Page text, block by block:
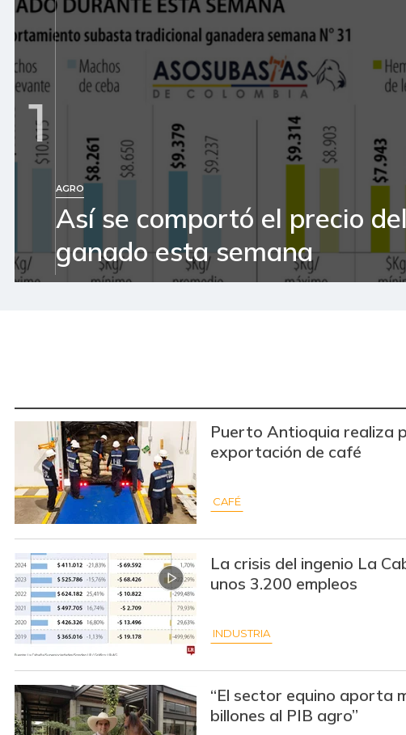
1
AGRO
Así se comportó el precio del
ganado esta semana
Puerto Antioquia realiza
exportación de café
CAFÉ
La crisis del ingenio La
unos 3.200 empleos
INDUSTRIA
“El sector equino aporta
billones al PIB agro”